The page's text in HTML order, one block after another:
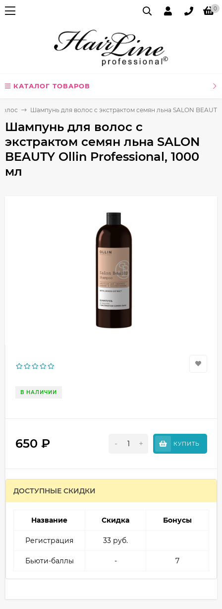
0
КАТАЛОГ ТОВАРОВ
Шампунь для волос с экстрактом семян льна SALON
Шампунь для волос с
экстрактом семян льна SALON
BEAUTY Ollin Professional, 1000
мл
В НАЛИЧИИ
650 ₽ - + КУПИТЬ
ДОСТУПНЫЕ СКИДКИ
Название Скидка Бонусы
Регистрация 33 руб.
Бьюти-баллы - 7